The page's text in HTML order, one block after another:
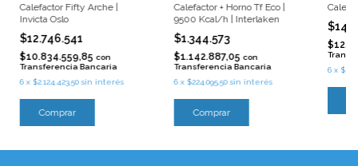
Calefactor Fifty Arche |
Invicta Oslo
$12.746.541
$10.834.559,85 con
Transferencia Bancaria
6 x $2.124.423,50 sin interés
Comprar
Calefactor + Horno Tf Eco |
9500 Kcal/h | Interlaken
$1.344.573
$1.142.887,05 con
Transferencia Bancaria
6 x $224.095,50 sin interés
Comprar
6 x